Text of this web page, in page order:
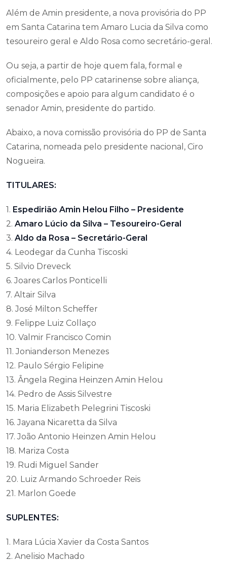
Além de Amin presidente, a nova provisória do PP
em Santa Catarina tem Amaro Lucia da Silva como
tesoureiro geral e Aldo Rosa como secretário-geral.
Ou seja, a partir de hoje quem fala, formal e
oficialmente, pelo PP catarinense sobre aliança,
composições e apoio para algum candidato é o
senador Amin, presidente do partido.
Abaixo, a nova comissão provisória do PP de Santa
Catarina, nomeada pelo presidente nacional, Ciro
Nogueira.
TITULARES:
1. Espedirião Amin Helou Filho – Presidente
2. Amaro Lúcio da Silva – Tesoureiro-Geral
3. Aldo da Rosa – Secretário-Geral
4. Leodegar da Cunha Tiscoski
5. Silvio Dreveck
6. Joares Carlos Ponticelli
7. Altair Silva
8. José Milton Scheffer
9. Felippe Luiz Collaço
10. Valmir Francisco Comin
11. Jonianderson Menezes
12. Paulo Sérgio Felipine
13. Ângela Regina Heinzen Amin Helou
14. Pedro de Assis Silvestre
15. Maria Elizabeth Pelegrini Tiscoski
16. Jayana Nicaretta da Silva
17. João Antonio Heinzen Amin Helou
18. Mariza Costa
19. Rudi Miguel Sander
20. Luiz Armando Schroeder Reis
21. Marlon Goede
SUPLENTES:
1. Mara Lúcia Xavier da Costa Santos
2. Anelisio Machado